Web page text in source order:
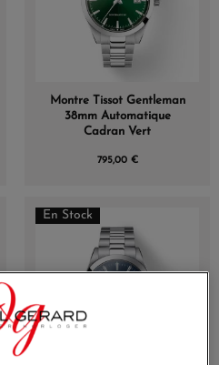
Montre Tissot Gentleman
38mm Automatique
Cadran Vert
795,00 €
En Stock